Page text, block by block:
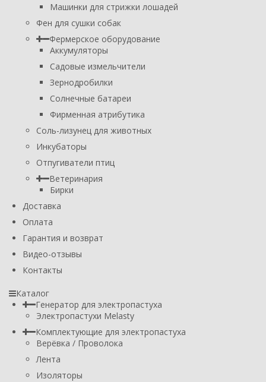
Машинки для стрижки лошадей
Фен для сушки собак
Фермерское оборудование
Аккумуляторы
Садовые измельчители
Зернодробилки
Солнечные батареи
Фирменная атрибутика
Соль-лизунец для животных
Инкубаторы
Отпугиватели птиц
Ветеринария
Бирки
Доставка
Оплата
Гарантия и возврат
Видео-отзывы
Контакты
Каталог
Генератор для электропастуха
Электропастухи Melasty
Комплектующие для электропастуха
Верёвка / Проволока
Лента
Изоляторы